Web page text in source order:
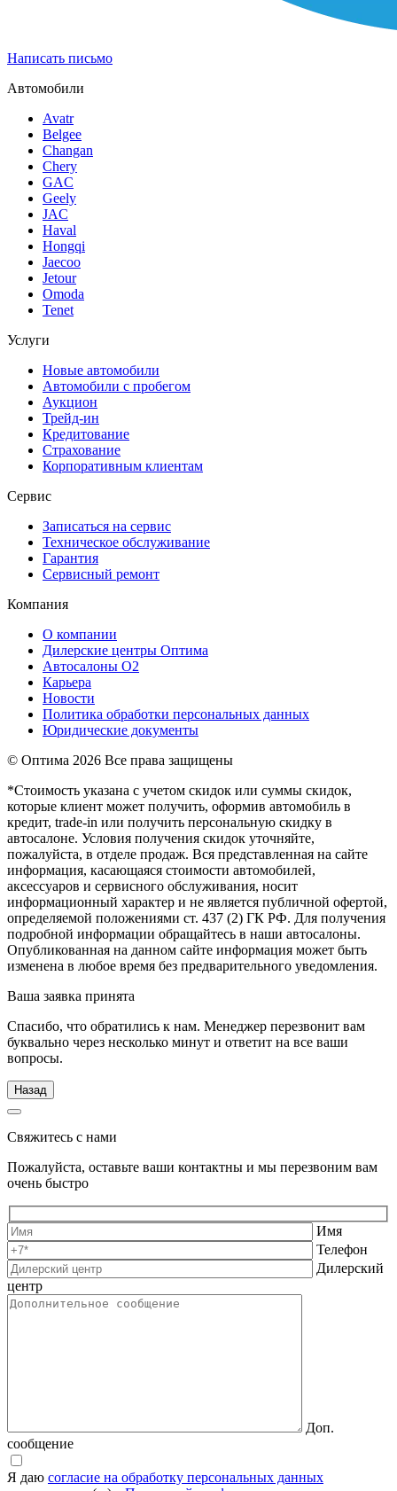
Написать письмо
Автомобили
Avatr
Belgee
Changan
Chery
GAC
Geely
JAC
Haval
Hongqi
Jaecoo
Jetour
Omoda
Tenet
Услуги
Новые автомобили
Автомобили с пробегом
Аукцион
Трейд-ин
Кредитование
Страхование
Корпоративным клиентам
Сервис
Записаться на сервис
Техническое обслуживание
Гарантия
Сервисный ремонт
Компания
О компании
Дилерские центры Оптима
Автосалоны О2
Карьера
Новости
Политика обработки персональных данных
Юридические документы
© Оптима 2026 Все права защищены
*Стоимость указана с учетом скидок или суммы скидок,
которые клиент может получить, оформив автомобиль в
кредит, trade-in или получить персональную скидку в
автосалоне. Условия получения скидок уточняйте,
пожалуйста, в отделе продаж. Вся представленная на сайте
информация, касающаяся стоимости автомобилей,
аксессуаров и сервисного обслуживания, носит
информационный характер и не является публичной офертой,
определяемой положениями ст. 437 (2) ГК РФ. Для получения
подробной информации обращайтесь в наши автосалоны.
Опубликованная на данном сайте информация может быть
изменена в любое время без предварительного уведомления.
Ваша заявка принята
Спасибо, что обратились к нам. Менеджер перезвонит вам
буквально через несколько минут и ответит на все ваши
вопросы.
Назад
Свяжитесь с нами
Пожалуйста, оставьте ваши контактны и мы перезвоним вам
очень быстро
Имя
Телефон
Дилерский
центр
Доп.
сообщение
Я даю согласие на обработку персональных данных